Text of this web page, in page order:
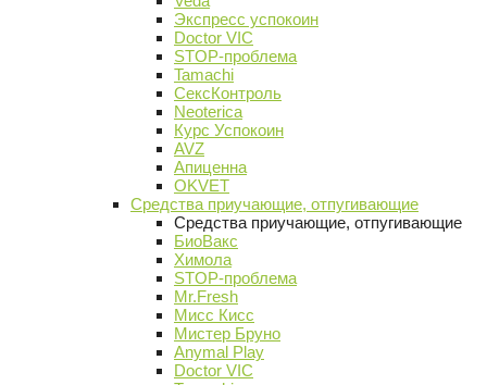
Экспресс успокоин
Doctor VIC
STOP-проблема
Tamachi
СексКонтроль
Neoterica
Курс Успокоин
AVZ
Апиценна
OKVET
Средства приучающие, отпугивающие
Средства приучающие, отпугивающие
БиоВакс
Химола
STOP-проблема
Mr.Fresh
Мисс Кисс
Мистер Бруно
Anymal Play
Doctor VIC